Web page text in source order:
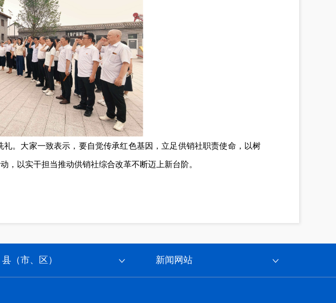
。大家一致表示，要自觉传承红色基因，立足供销社职责使命，以树
，以实干担当推动供销社综合改革不断迈上新台阶。
县（市、区） 新闻网站